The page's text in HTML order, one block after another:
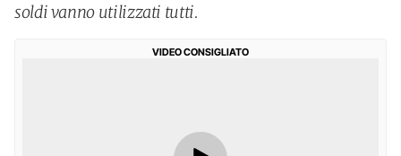
soldi vanno utilizzati tutti.
VIDEO CONSIGLIATO